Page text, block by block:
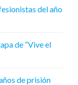
del año
de “Vive el
de prisión